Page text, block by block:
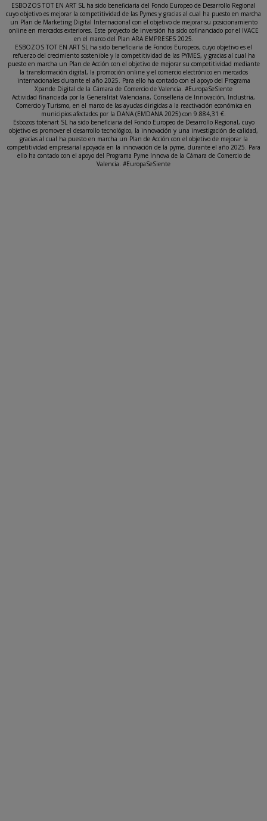
ESBOZOS TOT EN ART SL ha sido beneficiaria del Fondo Europeo de Desarrollo Regional
cuyo objetivo es mejorar la competitividad de las Pymes y gracias al cual ha puesto en marcha
un Plan de Marketing Digital Internacional con el objetivo de mejorar su posicionamiento
online en mercados exteriores. Este proyecto de inversión ha sido cofinanciado por el IVACE
en el marco del Plan ARA EMPRESES 2025.
ESBOZOS TOT EN ART SL ha sido beneficiaria de Fondos Europeos, cuyo objetivo es el
refuerzo del crecimiento sostenible y la competitividad de las PYMES, y gracias al cual ha
puesto en marcha un Plan de Acción con el objetivo de mejorar su competitividad mediante
la transformación digital, la promoción online y el comercio electrónico en mercados
internacionales durante el año 2025. Para ello ha contado con el apoyo del Programa
Xpande Digital de la Cámara de Comercio de Valencia. #EuropaSeSiente
Actividad financiada por la Generalitat Valenciana, Conselleria de Innovación, Industria,
Comercio y Turismo, en el marco de las ayudas dirigidas a la reactivación económica en
municipios afectados por la DANA (EMDANA 2025) con 9.884,31 €.
Esbozos totenart SL ha sido beneficiaria del Fondo Europeo de Desarrollo Regional, cuyo
objetivo es promover el desarrollo tecnológico, la innovación y una investigación de calidad,
gracias al cual ha puesto en marcha un Plan de Acción con el objetivo de mejorar la
competitividad empresarial apoyada en la innovación de la pyme, durante el año 2025. Para
ello ha contado con el apoyo del Programa Pyme Innova de la Cámara de Comercio de
Valencia. #EuropaSeSiente